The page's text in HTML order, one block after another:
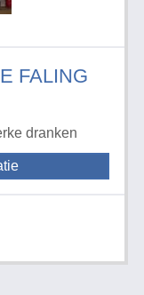
FALING
dranken